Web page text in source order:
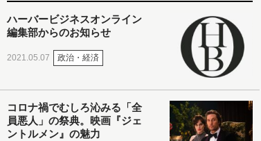
ハーバービジネスオンライン
編集部からのお知らせ
2021.05.07 政治・経済
コロナ禍でむしろ沁みる「全
員悪人」の祭典。映画『ジェ
ントルメン』の魅力